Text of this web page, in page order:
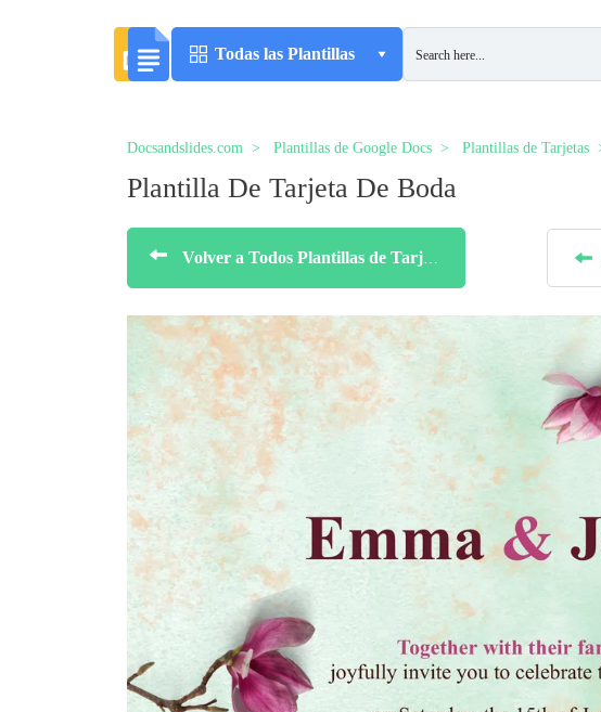
Todas las Plantillas
Docsandslides.com Plantillas de Google Docs Plantillas de Tarjetas
Plantilla De Tarjeta De Boda
Volver a Todos Plantillas de Tarjetas